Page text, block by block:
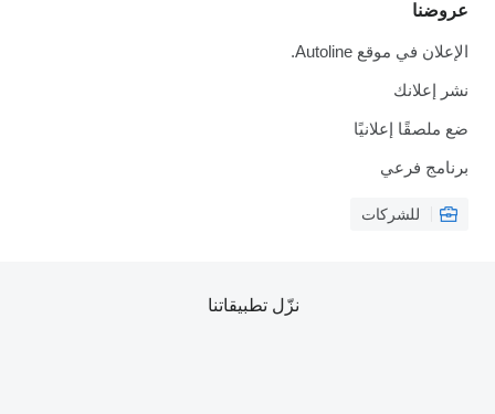
عروضنا
الإعلان في موقع Autoline.
نشر إعلانك
ضع ملصقًا إعلانيًا
برنامج فرعي
للشركات
نزّل تطبيقاتنا